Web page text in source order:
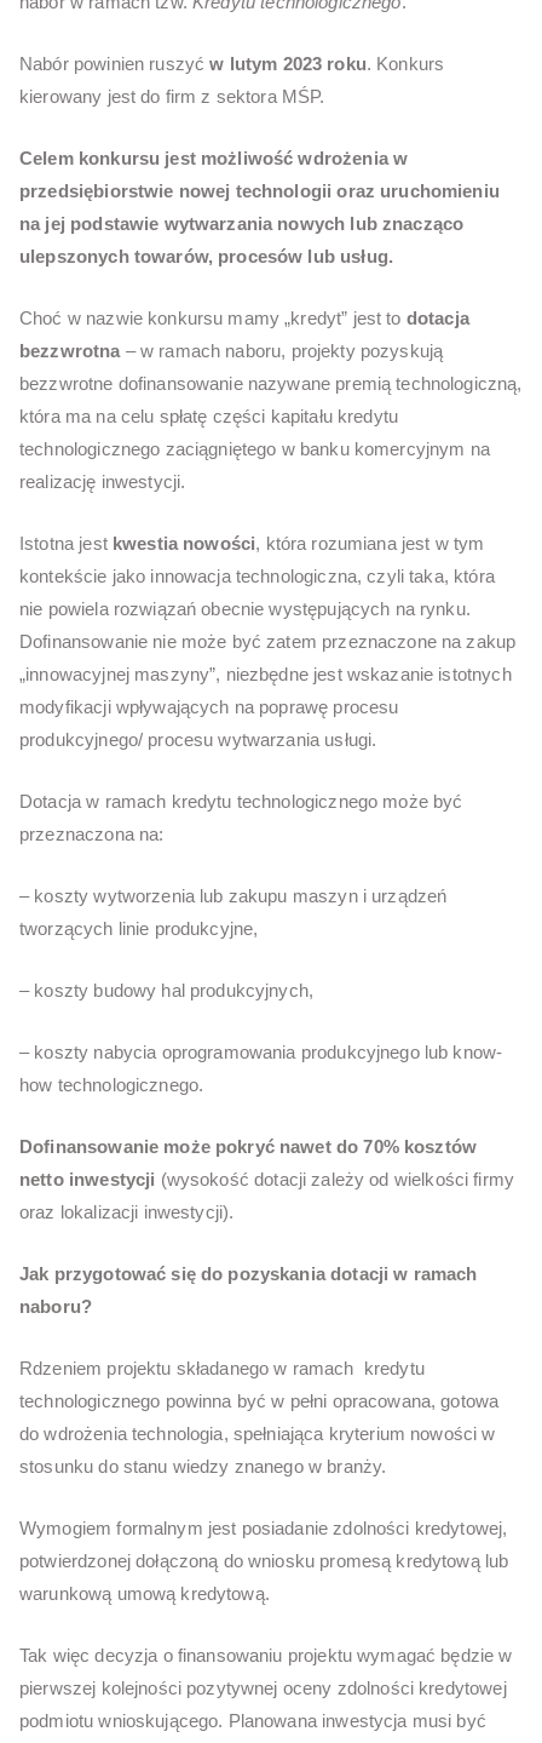
Nabór powinien ruszyćw lutym 2023 roku. Konkurs
kierowany jest do firm z sektora MŚP.
Celem konkursu jest możliwość wdrożenia w
przedsiębiorstwie nowej technologii oraz uruchomieniu
na jej podstawie wytwarzania nowych lub znacząco
ulepszonych towarów, procesów lub usług.
Choć w nazwie konkursu mamy „kredyt” jest to dotacja
bezzwrotna – w ramach naboru, projekty pozyskują
bezzwrotne dofinansowanie nazywane premią technologiczną,
która ma na celu spłatę części kapitału kredytu
technologicznego zaciągniętego w banku komercyjnym na
realizację inwestycji.
Istotna jest kwestia nowości, która rozumiana jest w tym
kontekście jako innowacja technologiczna, czyli taka, która
nie powiela rozwiązań obecnie występujących na rynku.
Dofinansowanie nie może być zatem przeznaczone na zakup
„innowacyjnej maszyny”, niezbędne jest wskazanie istotnych
modyfikacji wpływających na poprawę procesu
produkcyjnego/ procesu wytwarzania usługi.
Dotacja w ramach kredytu technologicznego może być
przeznaczona na:
– koszty wytworzenia lub zakupu maszyn i urządzeń
tworzących linie produkcyjne,
– koszty budowy hal produkcyjnych,
– koszty nabycia oprogramowania produkcyjnego lub know-
how technologicznego.
Dofinansowanie może pokryć nawet do 70% kosztów
netto inwestycji (wysokość dotacji zależy od wielkości firmy
oraz lokalizacji inwestycji).
Jak przygotować się do pozyskania dotacji w ramach
naboru?
Rdzeniem projektu składanego w ramach kredytu
technologicznego powinna być w pełni opracowana, gotowa
do wdrożenia technologia, spełniająca kryterium nowości w
stosunku do stanu wiedzy znanego w branży.
Wymogiem formalnym jest posiadanie zdolności kredytowej,
potwierdzonej dołączoną do wniosku promesą kredytową lub
warunkową umową kredytową.
Tak więc decyzja o finansowaniu projektu wymagać będzie w
pierwszej kolejności pozytywnej oceny zdolności kredytowej
podmiotu wnioskującego. Planowana inwestycja musi być